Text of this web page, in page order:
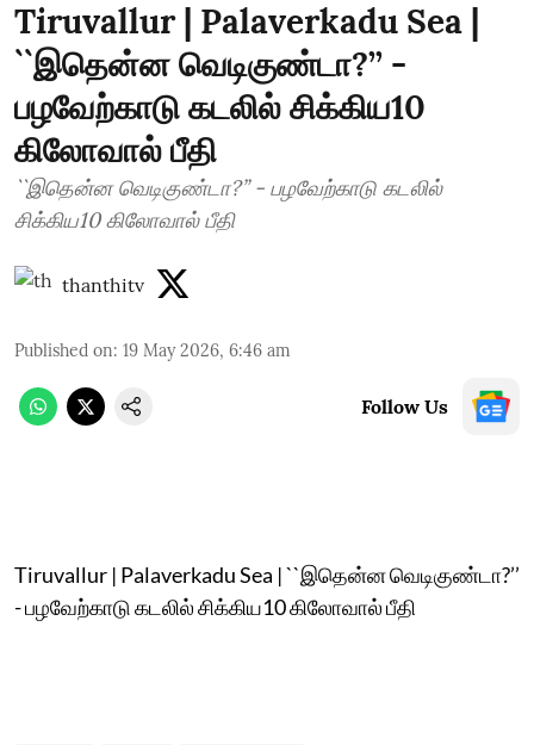
Tiruvallur | Palaverkadu Sea |
``இதென்ன வெடிகுண்டா?’’ -
பழவேற்காடு கடலில் சிக்கிய10
கிலோவால் பீதி
``இதென்ன வெடிகுண்டா?’’ - பழவேற்காடு கடலில்
சிக்கிய10 கிலோவால் பீதி
thanthitv
Published on: 19 May 2026, 6:46 am
Follow Us
Tiruvallur | Palaverkadu Sea | ``இதென்ன வெடிகுண்டா?’’
- பழவேற்காடு கடலில் சிக்கிய10 கிலோவால் பீதி